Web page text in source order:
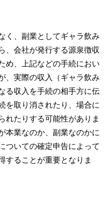
く、副業としてギャラ飲み
、会社が発行する源泉徴収
め、上記などの手続におい
、実際の収入（ギャラ飲み
る収入を手続の相手方に伝
を取り消されたり、場合に
れたりする可能性がありま
本業なのか、副業なのかに
ついての確定申告によって
することが重要となりま